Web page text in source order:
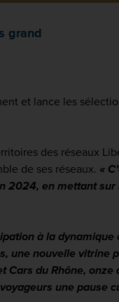
grand
et lance les
des réseaux
de ses réseaux. «
2024, en mettant
à la
nouvelle vitrine
Cars du Rhône,
une pause